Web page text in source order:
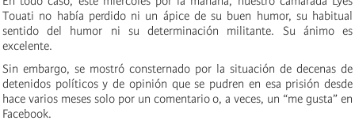
Touati no había perdido ni un ápice de su buen humor, su habitual
sentido del humor ni su determinación militante. Su ánimo es
excelente.
Sin embargo, se mostró consternado por la situación de decenas de
detenidos políticos y de opinión que se pudren en esa prisión desde
hace varios meses solo por un comentario o, a veces, un “me gusta” en
Facebook.